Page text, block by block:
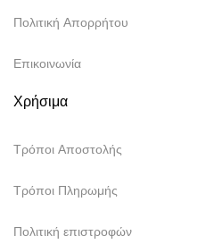
Πολιτική Απορρήτου
Επικοινωνία
Χρήσιμα
Τρόποι Αποστολής
Τρόποι Πληρωμής
Πολιτική επιστροφών